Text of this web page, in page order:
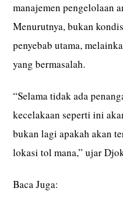
manajemen pengelolaan
Menurutnya, bukan
penyebab utama,
yang bermasalah.
“Selama tidak ada
kecelakaan seperti ini
bukan lagi apakah akan
lokasi tol mana,” ujar
Baca Juga: